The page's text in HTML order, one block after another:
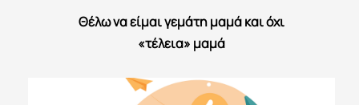
Θέλω να είμαι γεμάτη μαμά και όχι
«τέλεια» μαμά